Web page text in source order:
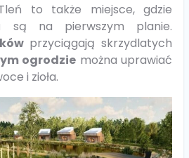
to także miejsce, gdzie
są na pierwszym planie.
przyciągają skrzydlatych
ogrodzie można uprawiać
i zioła.